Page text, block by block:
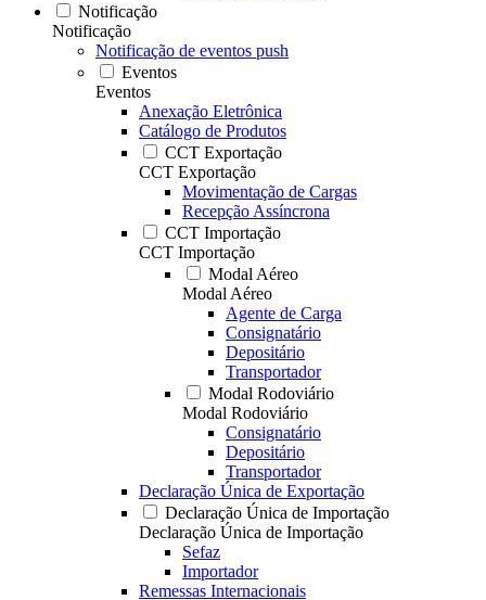
Notificação
Notificação
Notificação de eventos push
Eventos
Eventos
Anexação Eletrônica
Catálogo de Produtos
CCT Exportação
CCT Exportação
Movimentação de Cargas
Recepção Assíncrona
CCT Importação
CCT Importação
Modal Aéreo
Modal Aéreo
Agente de Carga
Consignatário
Depositário
Transportador
Modal Rodoviário
Modal Rodoviário
Consignatário
Depositário
Transportador
Declaração Única de Exportação
Declaração Única de Importação
Declaração Única de Importação
Sefaz
Importador
Remessas Internacionais